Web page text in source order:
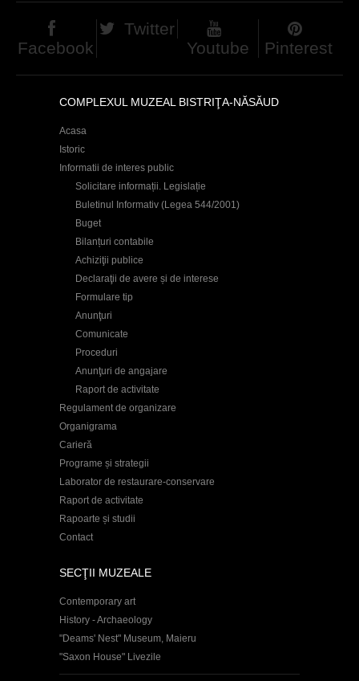
Facebook
Twitter
Youtube
Pinterest
COMPLEXUL MUZEAL BISTRIŢA-NĂSĂUD
Acasa
Istoric
Informatii de interes public
Solicitare informații. Legislație
Buletinul Informativ (Legea 544/2001)
Buget
Bilanțuri contabile
Achiziţii publice
Declaraţii de avere și de interese
Formulare tip
Anunţuri
Comunicate
Proceduri
Anunţuri de angajare
Raport de activitate
Regulament de organizare
Organigrama
Carieră
Programe și strategii
Laborator de restaurare-conservare
Raport de activitate
Rapoarte și studii
Contact
SECŢII MUZEALE
Contemporary art
History - Archaeology
"Deams' Nest" Museum, Maieru
"Saxon House" Livezile